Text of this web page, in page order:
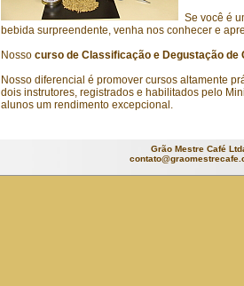
Se você é
bebida surpreendente, venha nos conhecer e
Nosso curso de Classificação e Degustação de
Nosso diferencial é promover cursos altamente
dois instrutores, registrados e habilitados pelo
alunos um rendimento excepcional.
Grão Mestre Café